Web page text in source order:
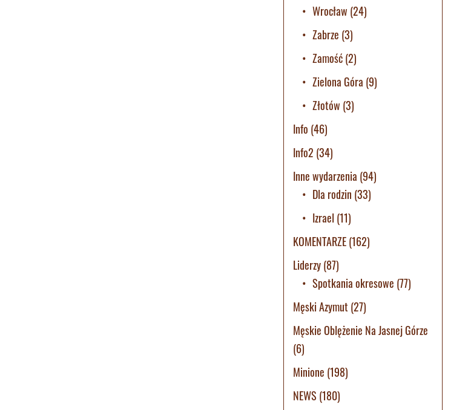
Wrocław (24)
Zabrze (3)
Zamość(2)
Zielona Góra (9)
Złotów (3)
Info (46)
Info2 (34)
Inne wydarzenia (94)
Dla rodzin (33)
Izrael (11)
KOMENTARZE(162)
Liderzy(87)
Spotkania okresowe (77)
Męski Azymut (27)
Męskie Oblężenie Na Jasnej Górze
(6)
Minione (198)
NEWS (180)